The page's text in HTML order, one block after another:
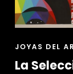
ENLACES
LAS
JOYAS DEL
La